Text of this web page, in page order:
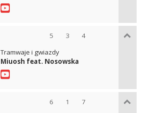
5 3 4
Tramwaje i gwiazdy
Miuosh feat. Nosowska
6 1 7